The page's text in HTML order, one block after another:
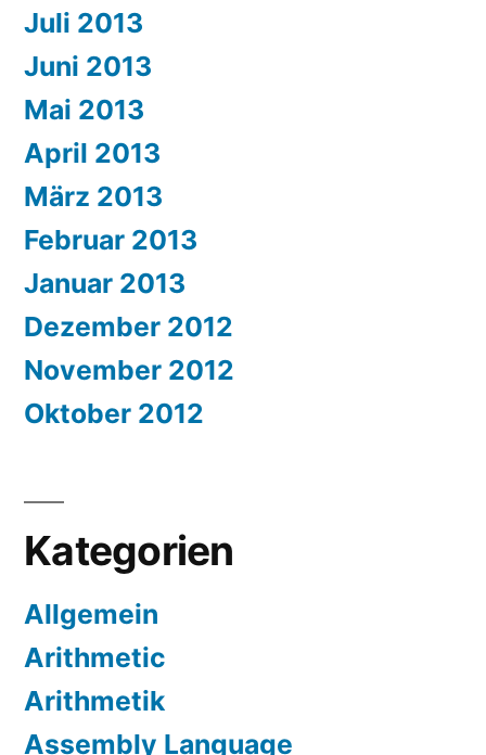
Juli 2013
Juni 2013
Mai 2013
April 2013
März 2013
Februar 2013
Januar 2013
Dezember 2012
November 2012
Oktober 2012
Kategorien
Allgemein
Arithmetic
Arithmetik
Assembly Language